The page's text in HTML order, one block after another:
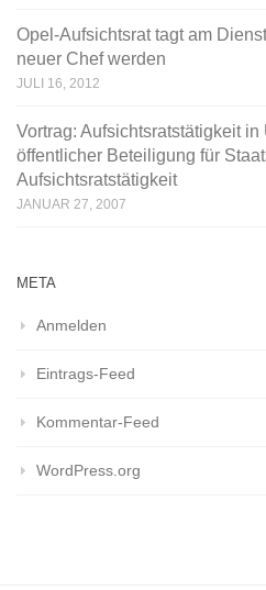
Opel-Aufsichtsrat tagt am
neuer Chef werden
JULI 16, 2012
Vortrag: Aufsichtsratstätigkeit
öffentlicher Beteiligung für
Aufsichtsratstätigkeit
JANUAR 27, 2007
META
Anmelden
Eintrags-Feed
Kommentar-Feed
WordPress.org